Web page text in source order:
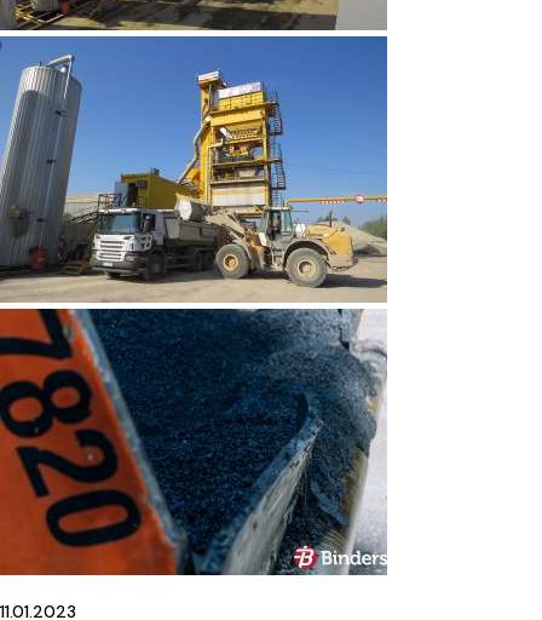
11.01.2023